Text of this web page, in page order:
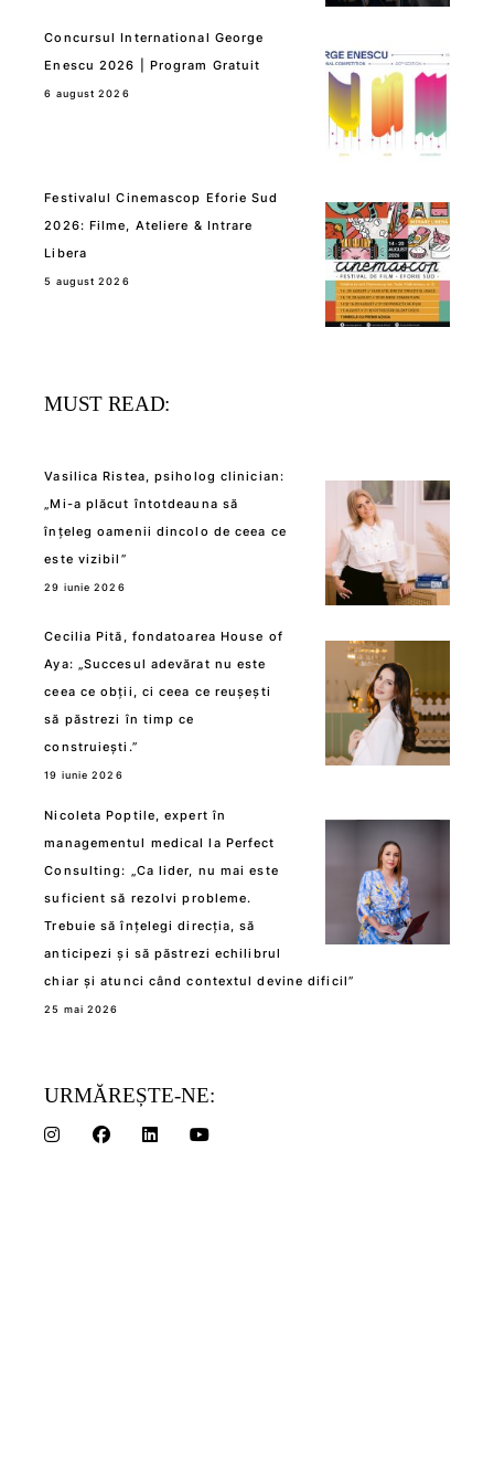
Concursul International George
Enescu 2026 | Program Gratuit
6 august 2026
Festivalul Cinemascop Eforie Sud
2026: Filme, Ateliere & Intrare
Libera
5 august 2026
MUST READ:
Vasilica Ristea, psiholog clinician:
„Mi-a plăcut întotdeauna să
înțeleg oamenii dincolo de ceea ce
este vizibil”
29 iunie 2026
Cecilia Pită, fondatoarea House of
Aya: „Succesul adevărat nu este
ceea ce obții, ci ceea ce reușești
să păstrezi în timp ce
construiești.”
19 iunie 2026
Nicoleta Poptile, expert în
managementul medical la Perfect
Consulting: „Ca lider, nu mai este
suficient să rezolvi probleme.
Trebuie să înțelegi direcția, să
anticipezi și să păstrezi echilibrul
chiar și atunci când contextul devine dificil”
25 mai 2026
URMĂREȘTE-NE: